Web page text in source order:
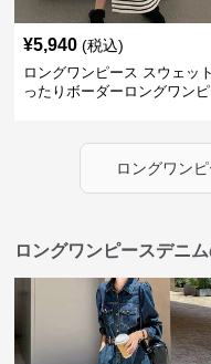
¥5,940 (税込)
ロングワンピース スウェッ
ったりボーダーロングワン
ロングワンピ
ロングワンピースデニ